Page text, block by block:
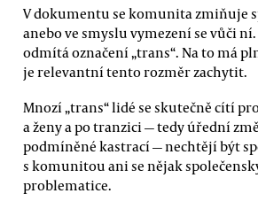
V dokumentu se komunita zmiňuje
anebo ve smyslu vymezení se vůči
odmítá označení „trans“. Na to má
je relevantní tento rozměr zachytit.
Mnozí „trans“ lidé se skutečně cítí
a ženy a po tranzici — tedy úřední
podmíněné kastrací — nechtějí být
s komunitou ani se nějak
problematice.